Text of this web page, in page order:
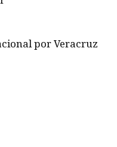
por Veracruz